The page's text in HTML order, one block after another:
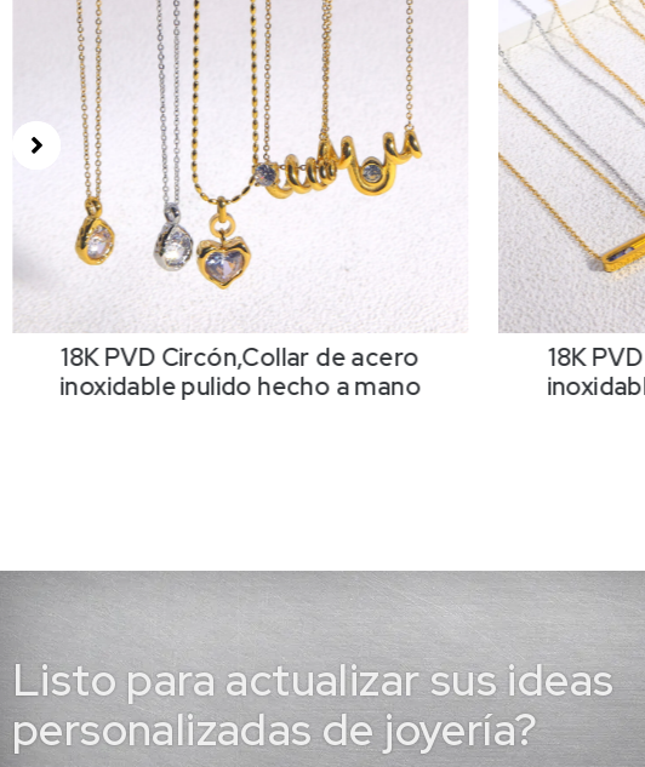
18K PVD Circón,Collar de acero
inoxidable pulido hecho a mano
18K
Listo para actualizar sus ideas
personalizadas de joyería?